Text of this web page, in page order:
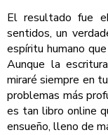
El resultado fue
sentidos, un
espíritu humano
Aunque la
miraré siempre en
problemas más
es tan libro online​
ensueño, lleno de